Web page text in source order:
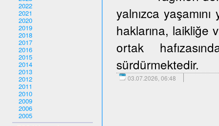
2022
2021
2020
2019
2018
2017
2016
2015
2014
2013
2012
2011
2010
2009
2006
2005
yalnızca
haklarına, laikliğe
ortak
sürdürmektedir.
03.07.2026, 06:48